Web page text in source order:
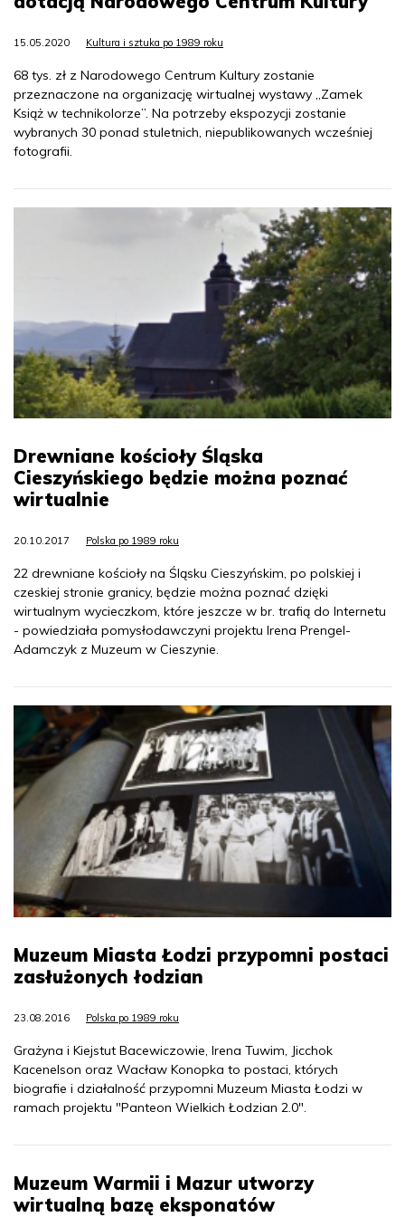
15.05.2020 Kultura i sztuka po 1989 roku
68 tys. zł z Narodowego Centrum Kultury zostanie
przeznaczone na organizację wirtualnej wystawy „Zamek
Książ w technikolorze”. Na potrzeby ekspozycji zostanie
wybranych 30 ponad stuletnich, niepublikowanych wcześniej
fotografii.
Drewniane kościoły Śląska
Cieszyńskiego będzie można poznać
wirtualnie
20.10.2017 Polska po 1989 roku
22 drewniane kościoły na Śląsku Cieszyńskim, po polskiej i
czeskiej stronie granicy, będzie można poznać dzięki
wirtualnym wycieczkom, które jeszcze w br. trafią do Internetu
- powiedziała pomysłodawczyni projektu Irena Prengel-
Adamczyk z Muzeum w Cieszynie.
Muzeum Miasta Łodzi przypomni postaci
zasłużonych łodzian
23.08.2016 Polska po 1989 roku
Grażyna i Kiejstut Bacewiczowie, Irena Tuwim, Jicchok
Kacenelson oraz Wacław Konopka to postaci, których
biografie i działalność przypomni Muzeum Miasta Łodzi w
ramach projektu "Panteon Wielkich Łodzian 2.0".
Muzeum Warmii i Mazur utworzy
wirtualną bazę eksponatów